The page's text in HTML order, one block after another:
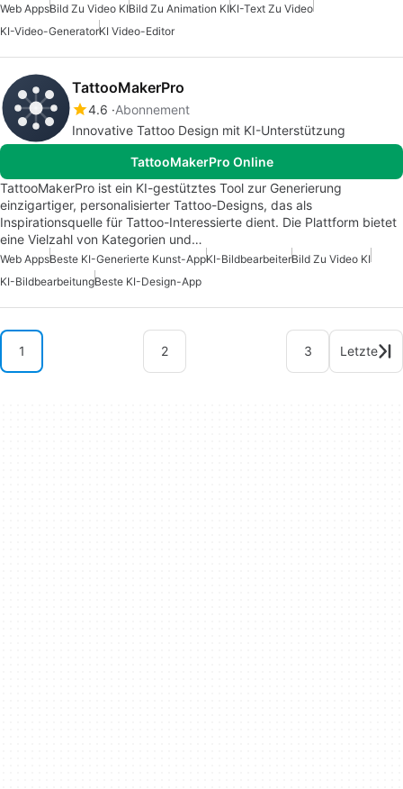
Web AppsBild Zu Video KIBild Zu Animation KIKI-Text Zu Video
KI-Video-GeneratorKI Video-Editor
TattooMakerPro
4.6 Abonnement
Innovative Tattoo Design mit KI-Unterstützung
TattooMakerPro Online
TattooMakerPro ist ein KI-gestütztes Tool zur Generierung
einzigartiger, personalisierter Tattoo-Designs, das als
Inspirationsquelle für Tattoo-Interessierte dient. Die Plattform bietet
eine Vielzahl von Kategorien und…
Web AppsBeste KI-Generierte Kunst-AppKI-BildbearbeiterBild Zu Video KI
KI-BildbearbeitungBeste KI-Design-App
1 2 3 Letzte